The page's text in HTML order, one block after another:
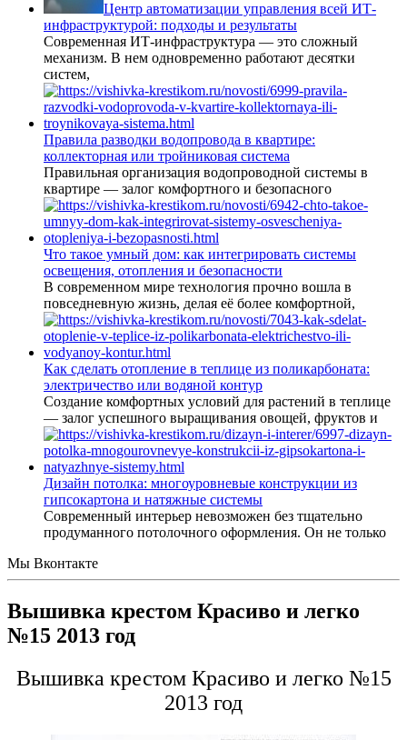
Центр автоматизации управления всей ИТ-
инфраструктурой: подходы и результаты
Современная ИТ-инфраструктура — это сложный
механизм. В нем одновременно работают десятки
систем,
Правила разводки водопровода в квартире:
коллекторная или тройниковая система
Правильная организация водопроводной системы в
квартире — залог комфортного и безопасного
Что такое умный дом: как интегрировать системы
освещения, отопления и безопасности
В современном мире технология прочно вошла в
повседневную жизнь, делая её более комфортной,
Как сделать отопление в теплице из поликарбоната:
электричество или водяной контур
Создание комфортных условий для растений в теплице
— залог успешного выращивания овощей, фруктов и
Дизайн потолка: многоуровневые конструкции из
гипсокартона и натяжные системы
Современный интерьер невозможен без тщательно
продуманного потолочного оформления. Он не только
Мы Вконтакте
Вышивка крестом Красиво и легко
№15 2013 год
Вышивка крестом Красиво и легко №15
2013 год